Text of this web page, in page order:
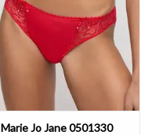
Marie Jo Jane 0501330